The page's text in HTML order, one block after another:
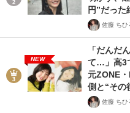
円”だった
佐藤 ちひ
NEW
「だんだ
て…」高3
元ZONE
側と“その
佐藤 ちひ